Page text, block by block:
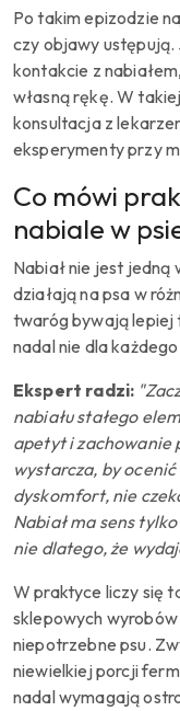
Po takim epizodzie
czy objawy
kontakcie z
własną rękę. W
konsultacja z
eksperymenty przy
Co mówi
nabiale w
Nabiał nie jest
działają na psa w
twaróg bywają lepiej
nadal nie dla
Ekspert radzi:
nabiału stałego
apetyt i zachowanie
wystarcza, by
dyskomfort, nie
Nabiał ma sens
nie dlatego, że
W praktyce liczy się
sklepowych
niepotrzebne psu.
niewielkiej porcji
nadal wymagają